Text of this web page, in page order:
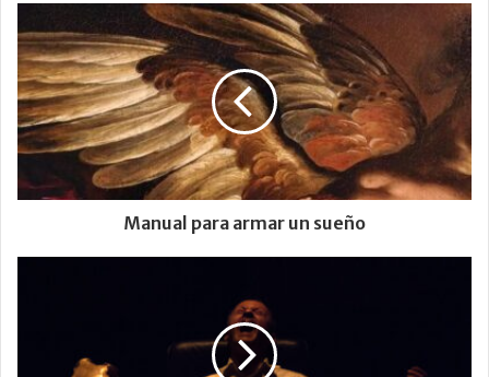
Manual para armar un sueño